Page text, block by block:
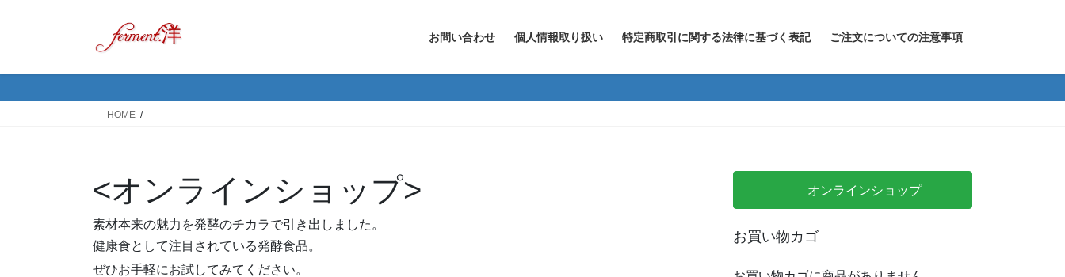
へ
ョ
お問い合わせ 個人情報取り扱い 特定商取引に関する法律に基づく表記 ご注文についての注意事項
HOME
<オンラインショップ>
素材本来の魅力を発酵のチカラで引き出しました。
健康食として注目されている発酵食品。
ぜひお手軽にお試してみてください。
オンラインショップ
お買い物カゴ